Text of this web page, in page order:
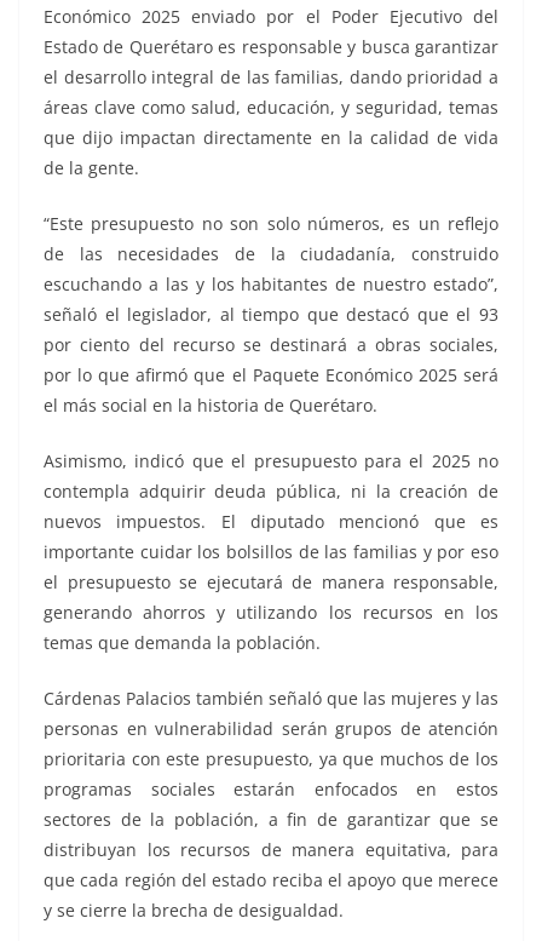
Económico 2025 enviado por el Poder Ejecutivo del
Estado de Querétaro es responsable y busca garantizar
el desarrollo integral de las familias, dando prioridad a
áreas clave como salud, educación, y seguridad, temas
que dijo impactan directamente en la calidad de vida
de la gente.
“Este presupuesto no son solo números, es un reflejo
de las necesidades de la ciudadanía, construido
escuchando a las y los habitantes de nuestro estado”,
señaló el legislador, al tiempo que destacó que el 93
por ciento del recurso se destinará a obras sociales,
por lo que afirmó que el Paquete Económico 2025 será
el más social en la historia de Querétaro.
Asimismo, indicó que el presupuesto para el 2025 no
contempla adquirir deuda pública, ni la creación de
nuevos impuestos. El diputado mencionó que es
importante cuidar los bolsillos de las familias y por eso
el presupuesto se ejecutará de manera responsable,
generando ahorros y utilizando los recursos en los
temas que demanda la población.
Cárdenas Palacios también señaló que las mujeres y las
personas en vulnerabilidad serán grupos de atención
prioritaria con este presupuesto, ya que muchos de los
programas sociales estarán enfocados en estos
sectores de la población, a fin de garantizar que se
distribuyan los recursos de manera equitativa, para
que cada región del estado reciba el apoyo que merece
y se cierre la brecha de desigualdad.